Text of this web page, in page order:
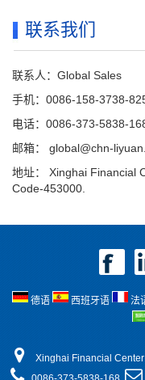
联系我们
联系人：Global Sales
手机：0086-158-3738-
电话：0086-373-5838-
邮箱：
global@chn-
地址： Xinghai Financial
Code-453000.
德语 西班牙语 法
Xinghai Financial